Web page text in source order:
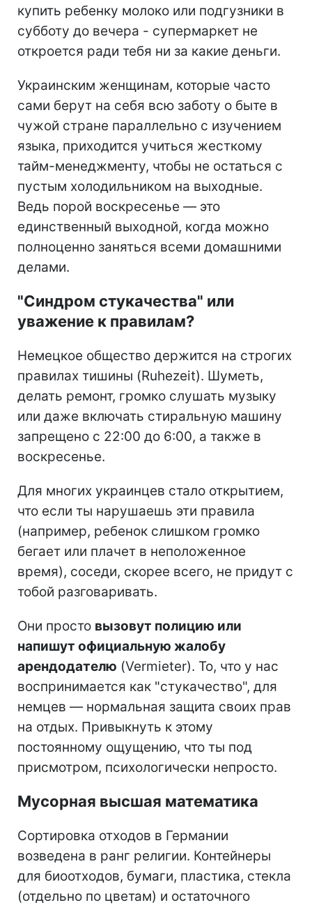
купить ребенку молоко или подгузники в
субботу до вечера - супермаркет не
откроется ради тебя ни за какие деньги.
Украинским женщинам, которые часто
сами берут на себя всю заботу о быте в
чужой стране параллельно с изучением
языка, приходится учиться жесткому
тайм-менеджменту, чтобы не остаться с
пустым холодильником на выходные.
Ведь порой воскресенье — это
единственный выходной, когда можно
полноценно заняться всеми домашними
делами.
"Синдром стукачества" или
уважение к правилам?
Немецкое общество держится на строгих
правилах тишины (Ruhezeit). Шуметь,
делать ремонт, громко слушать музыку
или даже включать стиральную машину
запрещено с 22:00 до 6:00, а также в
воскресенье.
Для многих украинцев стало открытием,
что если ты нарушаешь эти правила
(например, ребенок слишком громко
бегает или плачет в неположенное
время), соседи, скорее всего, не придут с
тобой разговаривать.
Они просто вызовут полицию или
напишут официальную жалобу
арендодателю (Vermieter). То, что у нас
воспринимается как "стукачество", для
немцев — нормальная защита своих прав
на отдых. Привыкнуть к этому
постоянному ощущению, что ты под
присмотром, психологически непросто.
Мусорная высшая математика
Сортировка отходов в Германии
возведена в ранг религии. Контейнеры
для биоотходов, бумаги, пластика, стекла
(отдельно по цветам) и остаточного